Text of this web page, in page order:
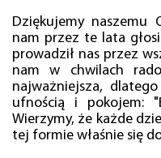
Dziękujemy naszemu
nam przez te lata
prowadził nas przez
nam w chwilach
najważniejsza,
ufnością i pokojem:
Wierzymy, że każde
tej formie właśnie się